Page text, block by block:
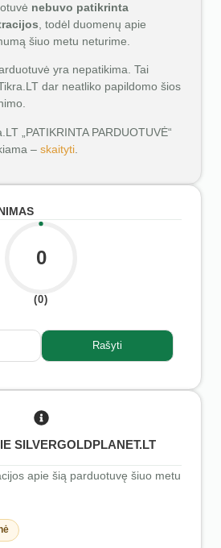
nebuvo patikrinta
, todėl duomenų apie
šiuo metu neturime.
yra nepatikima. Tai
dar neatliko papildomo šios
„PATIKRINTA PARDUOTUVĖ“
– skaityti
0
(0)
Rašyti
SILVERGOLDPLANET.LT
apie šią parduotuvę šiuo metu